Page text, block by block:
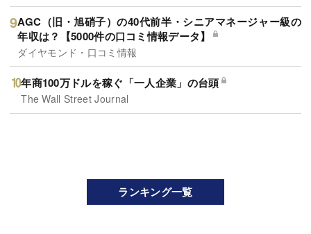
AGC（旧・旭硝子）の40代前半・シニアマネージャー級の
年収は？【5000件の口コミ情報データ】
ダイヤモンド・口コミ情報
年商100万ドルを稼ぐ「一人企業」の台頭
The Wall Street Journal
ランキング一覧